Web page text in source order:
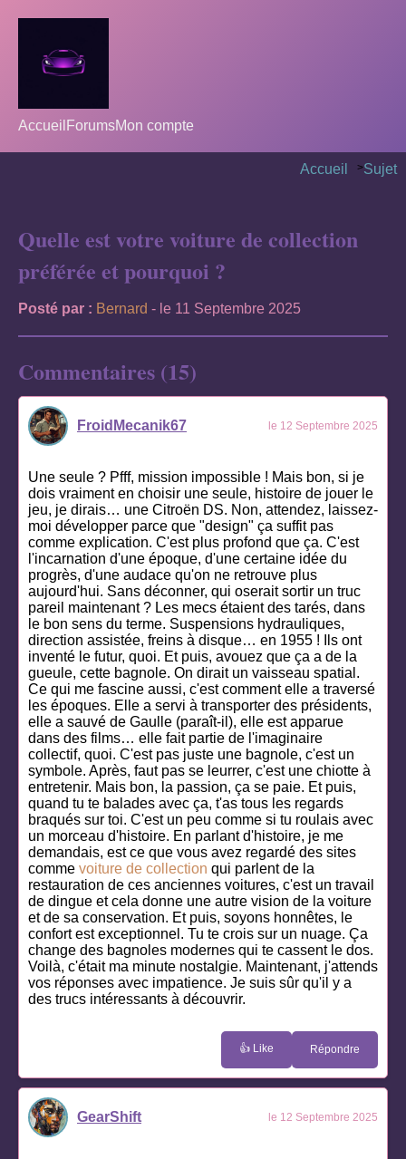
Accueil ForumsMon compte
Accueil >Sujet
Quelle est votre voiture de collection
préférée et pourquoi ?
Posté par : Bernard - le 11 Septembre 2025
Commentaires (15)
FroidMecanik67 le 12 Septembre 2025
Une seule ? Pfff, mission impossible ! Mais bon, si je
dois vraiment en choisir une seule, histoire de jouer le
jeu, je dirais… une Citroën DS. Non, attendez, laissez-
moi développer parce que "design" ça suffit pas
comme explication. C'est plus profond que ça. C'est
l'incarnation d'une époque, d'une certaine idée du
progrès, d'une audace qu'on ne retrouve plus
aujourd'hui. Sans déconner, qui oserait sortir un truc
pareil maintenant ? Les mecs étaient des tarés, dans
le bon sens du terme. Suspensions hydrauliques,
direction assistée, freins à disque… en 1955 ! Ils ont
inventé le futur, quoi. Et puis, avouez que ça a de la
gueule, cette bagnole. On dirait un vaisseau spatial.
Ce qui me fascine aussi, c'est comment elle a traversé
les époques. Elle a servi à transporter des présidents,
elle a sauvé de Gaulle (paraît-il), elle est apparue
dans des films… elle fait partie de l'imaginaire
collectif, quoi. C'est pas juste une bagnole, c'est un
symbole. Après, faut pas se leurrer, c'est une chiotte à
entretenir. Mais bon, la passion, ça se paie. Et puis,
quand tu te balades avec ça, t'as tous les regards
braqués sur toi. C'est un peu comme si tu roulais avec
un morceau d'histoire. En parlant d'histoire, je me
demandais, est ce que vous avez regardé des sites
comme voiture de collection qui parlent de la
restauration de ces anciennes voitures, c'est un travail
de dingue et cela donne une autre vision de la voiture
et de sa conservation. Et puis, soyons honnêtes, le
confort est exceptionnel. Tu te crois sur un nuage. Ça
change des bagnoles modernes qui te cassent le dos.
Voilà, c'était ma minute nostalgie. Maintenant, j'attends
vos réponses avec impatience. Je suis sûr qu'il y a
des trucs intéressants à découvrir.
👍 Like Répondre
GearShift le 12 Septembre 2025